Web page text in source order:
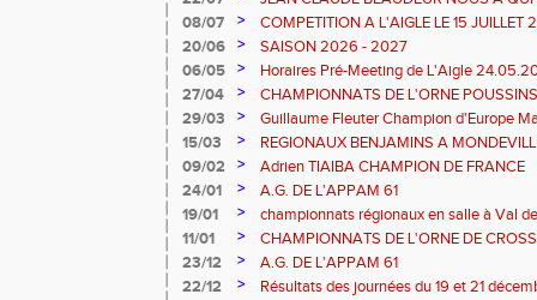
08/07
>
COMPETITION A L'AIGLE LE 15 JUILLET
DES EPREUVES REPORTE A 20 H 45
20/06 >
SAISON 2026 - 2027
06/05
>
Horaires Pré-Meeting de L'Aigle
27/04
>
CHAMPIONNATS DE L'ORNE
L'AIGLE
29/03 >
Guillaume Fleuter Champion d'Europe
15/03
>
REGIONAUX BENJAMINS A
09/02
>
Adrien TIAIBA CHAMPION DE FRANCE
24/01
>
A.G. DE L'APPAM 61
19/01
>
championnats régionaux en salle à Val
11/01
>
CHAMPIONNATS DE L'ORNE DE
2026 et REGIONAUX D'EPREUVES
23/12 >
A.G. DE L'APPAM 61
22/12
>
Résultats des journées du 19 et 21